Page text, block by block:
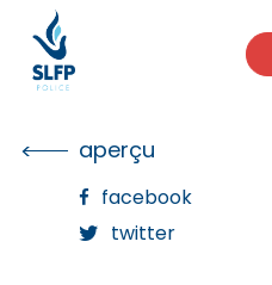
content
aperçu
facebook
twitter